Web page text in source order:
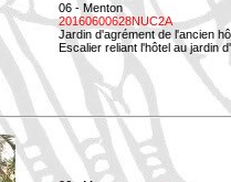
06 - Menton
20160600628NUC2A
Jardin d'agrément de l'ancien
Escalier reliant l'hôtel au jardin